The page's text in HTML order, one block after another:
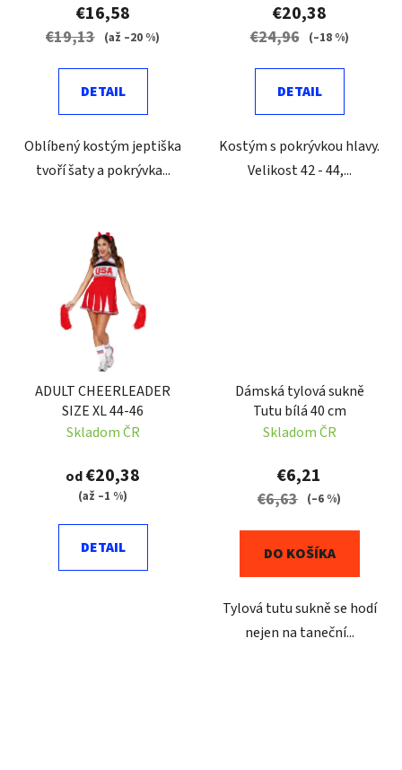
€16,58
€19,13 (až –20 %)
DETAIL
Oblíbený kostým jeptiška
tvoří šaty a pokrývka...
€20,38
€24,96 (–18 %)
DETAIL
Kostým s pokrývkou hlavy.
Velikost 42 - 44,...
ADULT CHEERLEADER
SIZE XL 44-46
Skladom ČR
od€20,38
(až –1 %)
DETAIL
Dámská tylová sukně
Tutu bílá 40 cm
Skladom ČR
€6,21
€6,63 (–6 %)
DO KOŠÍKA
Tylová tutu sukně se hodí
nejen na taneční...